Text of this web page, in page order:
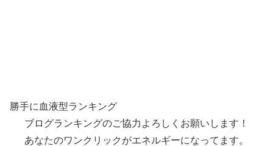
勝手に血液型ランキング
ブログランキングのご協力よろしくお願いします！
あなたのワンクリックがエネルギーになってます。